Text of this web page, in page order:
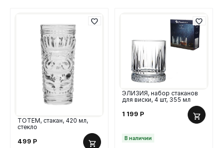
ТОТЕМ, стакан, 420 мл,
стекло
499 Р
ЭЛИЗИЯ, набор стаканов
для виски, 4 шт, 355 мл
1 199 Р
В наличии